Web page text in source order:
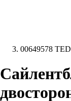
00649578